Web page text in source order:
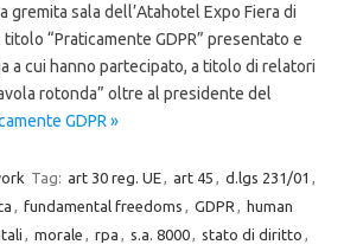
gremita sala dell’Atahotel Expo Fiera di
“Praticamente GDPR” presentato e
a cui hanno partecipato, a titolo di relatori
rotonda” oltre al presidente del
GDPR »
Tag: art 30 reg. UE, art 45 , d.lgs 231/01 ,
, fundamental freedoms , GDPR , human
, morale , rpa , s.a. 8000, stato di diritto ,